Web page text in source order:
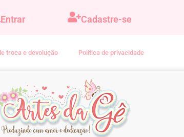
Entrar Cadastre-se
troca e devolução Política de privacidade